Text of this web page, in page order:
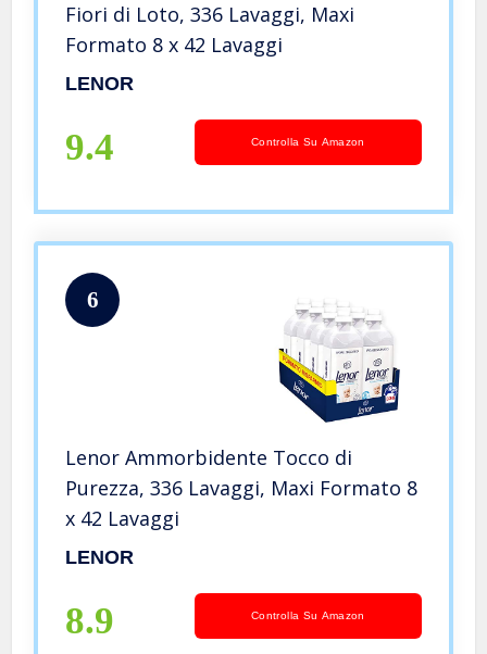
Fiori di Loto, 336 Lavaggi, Maxi
Formato 8 x 42 Lavaggi
LENOR
9.4 Controlla Su Amazon
6
Lenor Ammorbidente Tocco di
Purezza, 336 Lavaggi, Maxi Formato 8
x 42 Lavaggi
LENOR
8.9 Controlla Su Amazon